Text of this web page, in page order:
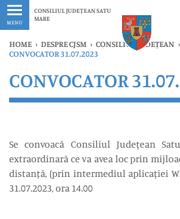
MENU
CONSILIUL JUDEȚEAN SATU
MARE
Ultimele
HOME › DESPRE CJSM › CONSILIUL JUDEȚEAN ›
CONVOCATOR 31.07.2023
CONVOCATOR
Se convoacă Consiliul Judeţean
extraordinară ce va avea loc prin
distanță, (prin intermediul aplicației
31.07.2023, ora 14.00